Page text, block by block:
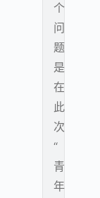
个
问
题
是
在
此
次
“
青
年